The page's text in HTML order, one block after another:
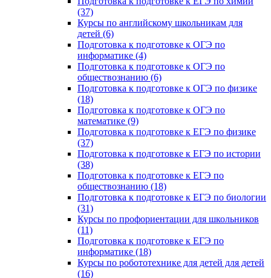
(37)
Курсы по английскому школьникам для
детей (6)
Подготовка к подготовке к ОГЭ по
информатике (4)
Подготовка к подготовке к ОГЭ по
обществознанию (6)
Подготовка к подготовке к ОГЭ по физике
(18)
Подготовка к подготовке к ОГЭ по
математике (9)
Подготовка к подготовке к ЕГЭ по физике
(37)
Подготовка к подготовке к ЕГЭ по истории
(38)
Подготовка к подготовке к ЕГЭ по
обществознанию (18)
Подготовка к подготовке к ЕГЭ по биологии
(31)
Курсы по профориентации для школьников
(11)
Подготовка к подготовке к ЕГЭ по
информатике (18)
Курсы по робототехнике для детей для детей
(16)